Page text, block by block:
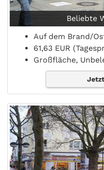
Beliebte
Auf dem Brand/
61,63 EUR
Großfläche,